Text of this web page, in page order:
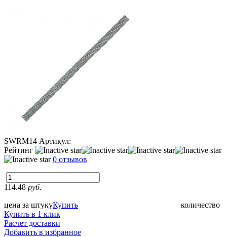
SWRM14 Артикул:
Рейтинг
0 отзывов
114.48 руб.
цена за штуку количество
Купить
Купить в 1 клик
Расчет доставки
Добавить в избранное